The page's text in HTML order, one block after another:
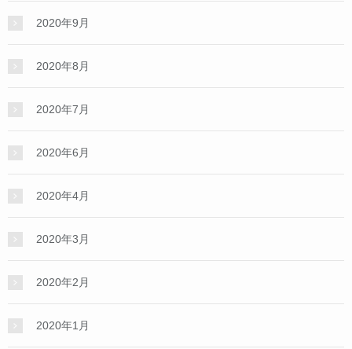
2020年9月
2020年8月
2020年7月
2020年6月
2020年4月
2020年3月
2020年2月
2020年1月